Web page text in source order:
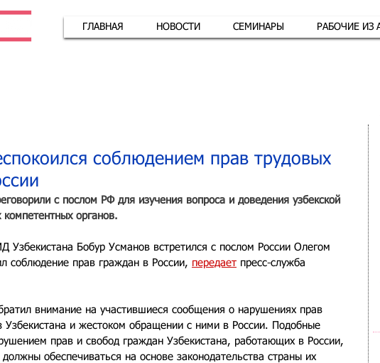
ГЛАВНАЯ НОВОСТИ СЕМИНАРЫ РАБОЧИЕ ИЗ
соблюдением прав трудовых
с послом РФ для изучения вопроса и доведения узбекской
компетентных органов.
Узбекистана Бобур Усманов встретился с послом России Олегом
соблюдение прав граждан в России, передает пресс-служба
внимание на участившиеся сообщения о нарушениях прав
Узбекистана и жестоком обращении с ними в России. Подобные
прав и свобод граждан Узбекистана, работающих в России,
обеспечиваться на основе законодательства страны их